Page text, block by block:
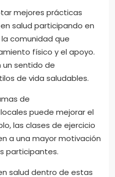
mejores prácticas
salud participando en
comunidad que
físico y el apoyo.
sentido de
de vida saludables.
de
puede mejorar el
las clases de ejercicio
a una mayor motivación
participantes.
salud dentro de estas